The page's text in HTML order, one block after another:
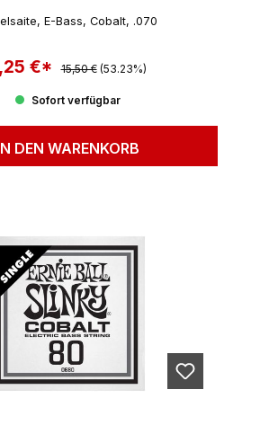
E-Bass, Cobalt, .070
€* Regulärer Preis:
15,50 € (53.23%)
Sofort verfügbar
DEN WARENKORB